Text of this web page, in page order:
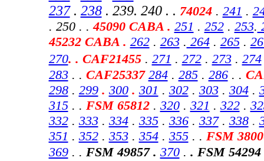
237. 238. 239. 240 . . 74024. 241 .
. 250 . .45090 CABA . 251 . 252. 253.
45232 CABA. 262. 263. 264. 265.
270. . CAF21455. 271 . 272. 273. 274
283. . CAF25337 284. 285 . 286. .
298. 299 . 300. 301 . 302. 303. 304.
315 . . FSM 65812 . 320. 321 . 322.
332. 333. 334. 335. 336. 337. 338 .
351 . 352. 353. 354. 355 . . FSM
369. . FSM 49857 . 370. . FSM 54294